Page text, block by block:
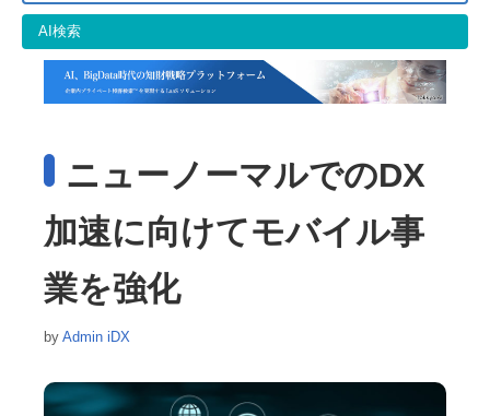
AI検索
ニューノーマルでのDX
加速に向けてモバイル事
業を強化
by Admin iDX